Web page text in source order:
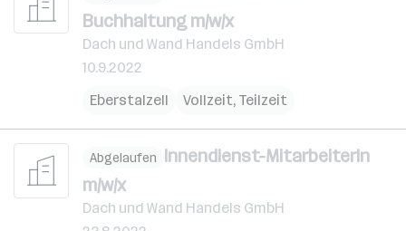
Buchhaltung m/w/x
Dach und Wand Handels GmbH
10.9.2022
Eberstalzell
Vollzeit, Teilzeit
Abgelaufen Innendienst-MitarbeiterIn
m/w/x
Dach und Wand Handels GmbH